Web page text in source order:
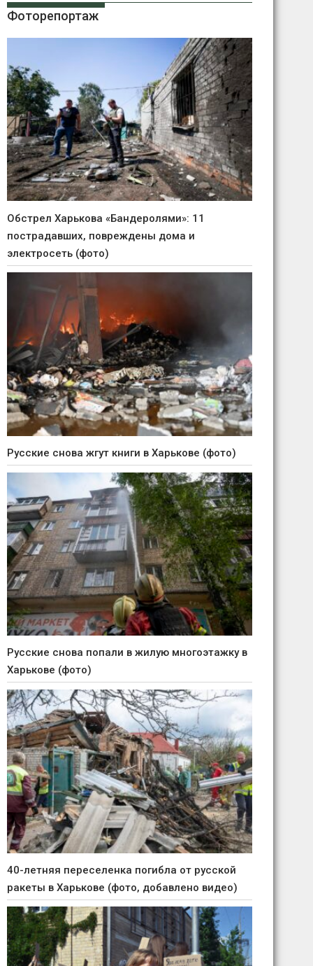
Фоторепортаж
Обстрел Харькова «Бандеролями»: 11
пострадавших, повреждены дома и
электросеть (фото)
Русские снова жгут книги в Харькове (фото)
Русские снова попали в жилую многоэтажку в
Харькове (фото)
40-летняя переселенка погибла от русской
ракеты в Харькове (фото, добавлено видео)